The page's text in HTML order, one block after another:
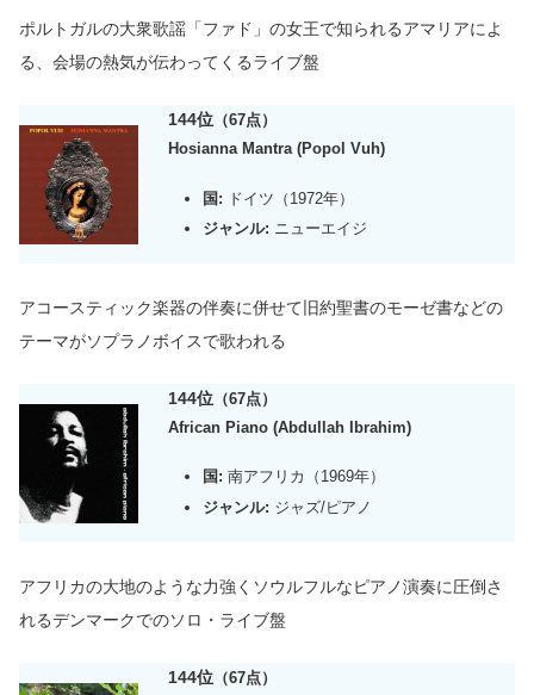
ポルトガルの大衆歌謡「ファド」の女王で知られるアマリアによ
る、会場の熱気が伝わってくるライブ盤
144位 （67点）
Hosianna Mantra (Popol Vuh)
国: ドイツ（1972年）
ジャンル: ニューエイジ
アコースティック楽器の伴奏に併せて旧約聖書のモーゼ書などの
テーマがソプラノボイスで歌われる
144位 （67点）
African Piano (Abdullah Ibrahim)
国: 南アフリカ（1969年）
ジャンル: ジャズ/ピアノ
アフリカの大地のような力強く ソウルフルなピアノ演奏に圧倒さ
れるデンマークでのソロ・ ライブ盤
144位 （67点）